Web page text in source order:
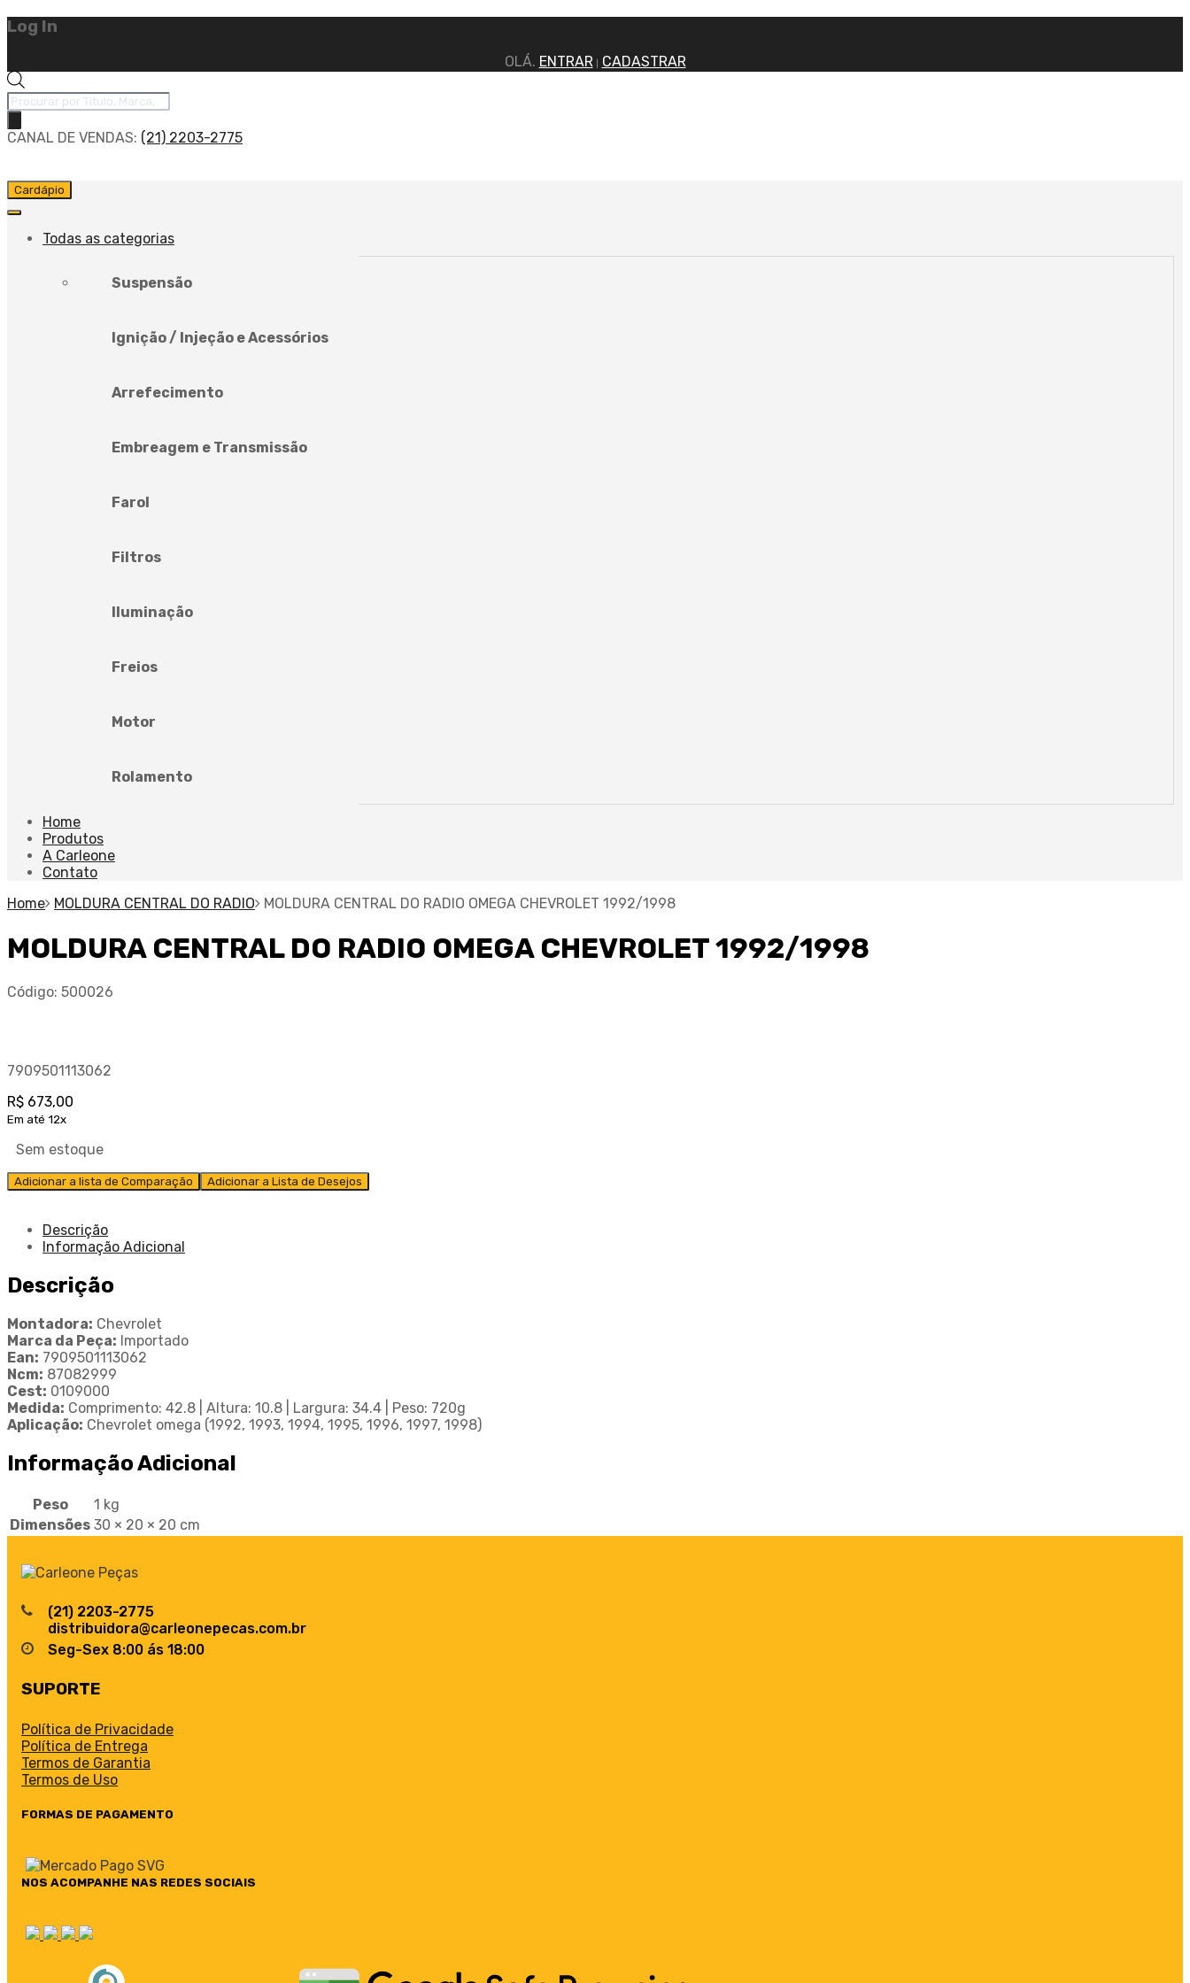
Log In
OLÁ. ENTRAR CADASTRAR
CANAL DE VENDAS: (21) 2203-2775
Cardápio
Todas as categorias
Suspensão
Ignição / Injeção e Acessórios
Arrefecimento
Embreagem e Transmissão
Farol
Filtros
Iluminação
Freios
Motor
Rolamento
Home
Produtos
A Carleone
Contato
Home
MOLDURA CENTRAL DO RADIO MOLDURA CENTRAL DO RADIO OMEGA CHEVROLET 1992/1998
MOLDURA CENTRAL DO RADIO OMEGA CHEVROLET 1992/1998
Código: 500026
7909501113062
R$ 673,00
Em até 12x
Sem estoque
Adicionar a lista de Comparação Adicionar a Lista de Desejos
Descrição
Informação Adicional
Descrição
Montadora: Chevrolet
Marca da Peça: Importado
Ean: 7909501113062
Ncm: 87082999
Cest: 0109000
Medida: Comprimento: 42.8 | Altura: 10.8 | Largura: 34.4 | Peso: 720g
Aplicação: Chevrolet omega (1992, 1993, 1994, 1995, 1996, 1997, 1998)
Informação Adicional
Peso
1 kg
Dimensões 30 × 20 × 20 cm
(21) 2203-2775
distribuidora@carleonepecas.com.br
Seg-Sex 8:00 ás 18:00
SUPORTE
Política de Privacidade
Política de Entrega
Termos de Garantia
Termos de Uso
FORMAS DE PAGAMENTO
NOS ACOMPANHE NAS REDES SOCIAIS